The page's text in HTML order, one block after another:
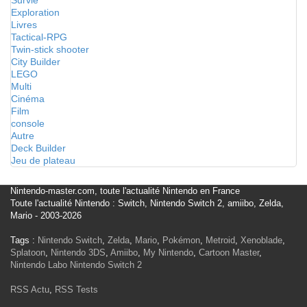
Exploration
Livres
Tactical-RPG
Twin-stick shooter
City Builder
LEGO
Multi
Cinéma
Film
console
Autre
Deck Builder
Jeu de plateau
Nintendo-master.com, toute l'actualité Nintendo en France
Toute l'actualité Nintendo : Switch, Nintendo Switch 2, amiibo, Zelda,
Mario - 2003-2026
Tags : Nintendo Switch, Zelda, Mario, Pokémon, Metroid, Xenoblade,
Splatoon, Nintendo 3DS, Amiibo, My Nintendo, Cartoon Master,
Nintendo Labo Nintendo Switch 2
RSS Actu, RSS Tests